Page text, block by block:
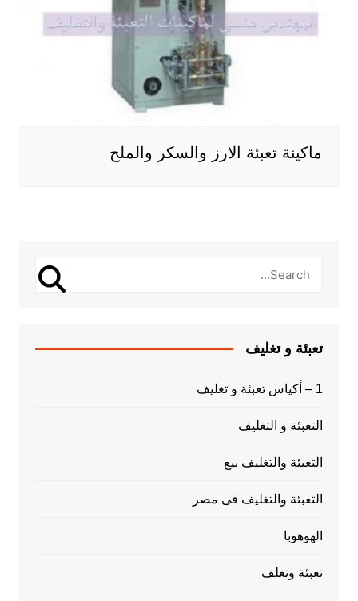
ماكينة تعبئة الارز والسكر والملح
تعبئة و تغليف
1 – أكياس تعبئة و تغليف
التعبئة و التغليف
التعبئة والتغليف بيع
التعبئة والتغليف فى مصر
الهوهوبا
تعبئة وتغلف